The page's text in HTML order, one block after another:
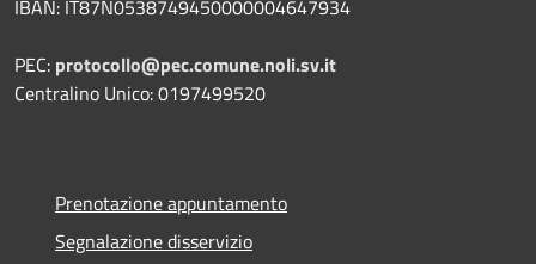
IBAN: IT87N0538749450000004647934
PEC: protocollo@pec.comune.noli.sv.it
Centralino Unico: 0197499520
Prenotazione appuntamento
Segnalazione disservizio